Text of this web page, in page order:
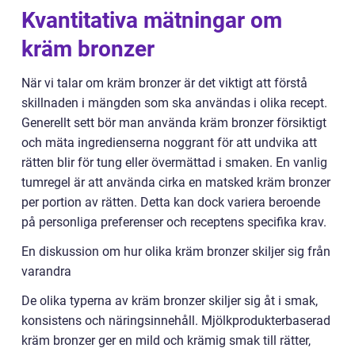
Kvantitativa mätningar om
kräm bronzer
När vi talar om kräm bronzer är det viktigt att förstå
skillnaden i mängden som ska användas i olika recept.
Generellt sett bör man använda kräm bronzer försiktigt
och mäta ingredienserna noggrant för att undvika att
rätten blir för tung eller övermättad i smaken. En vanlig
tumregel är att använda cirka en matsked kräm bronzer
per portion av rätten. Detta kan dock variera beroende
på personliga preferenser och receptens specifika krav.
En diskussion om hur olika kräm bronzer skiljer sig från
varandra
De olika typerna av kräm bronzer skiljer sig åt i smak,
konsistens och näringsinnehåll. Mjölkprodukterbaserad
kräm bronzer ger en mild och krämig smak till rätter,